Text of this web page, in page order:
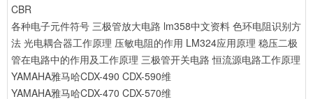
CBR
各种电子元件符号 三极管放大电路 lm358中文资料 色环电阻识别方
法 光电耦合器工作原理 压敏电阻的作用 LM324应用原理 稳压二极
管在电路中的作用及工作原理 三极管开关电路 恒流源电路工作原理
YAMAHA雅马哈CDX-490 CDX-590维
YAMAHA雅马哈CDX-470 CDX-570维